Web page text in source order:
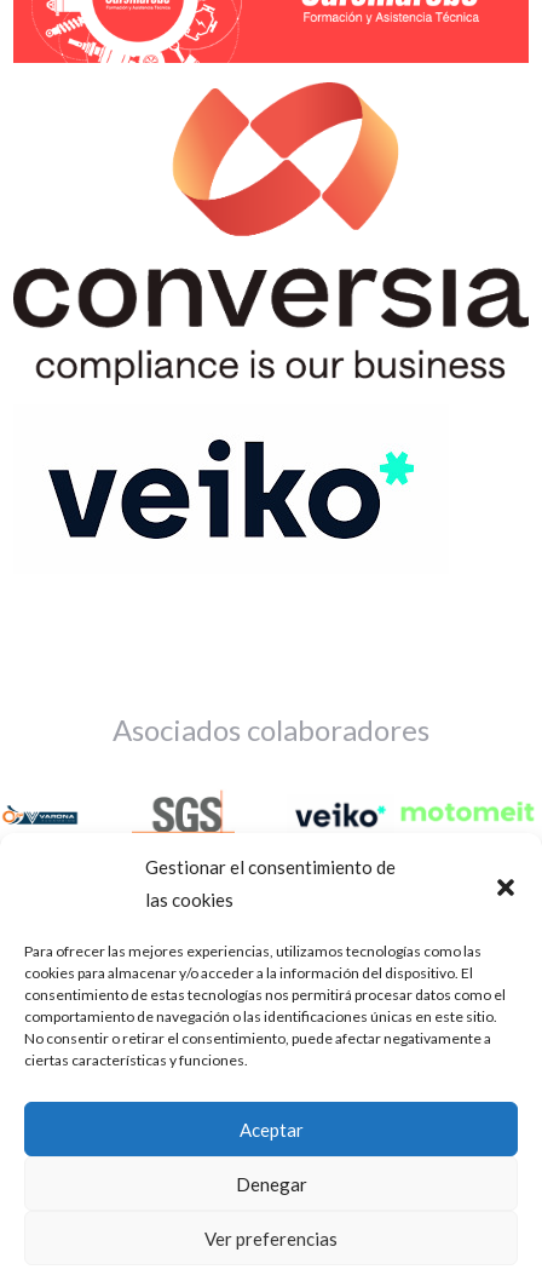
Gestionar el consentimiento de
las cookies
Para ofrecer las mejores experiencias, utilizamos tecnologías como las
cookies para almacenar y/o acceder a la información del dispositivo. El
consentimiento de estas tecnologías nos permitirá procesar datos como el
comportamiento de navegación o las identificaciones únicas en este sitio.
No consentir o retirar el consentimiento, puede afectar negativamente a
ciertas características y funciones.
Aceptar
Denegar
Ver preferencias
Asociados colaboradores
Aviso Legal Política de privacidad Portal de transparencia
ASOCIACIÓN DE TALLERES DE REPARACIÓN DE
AUTOMÓVILES • CIF: G14023832
Mediación, Arbitraje y Conciliación, de la Consejería de Empleo
Puedes aprender más sobre qué cookies utilizamos o